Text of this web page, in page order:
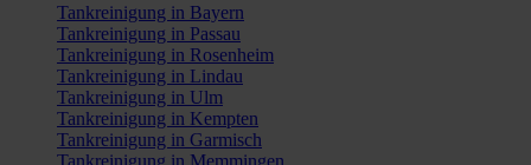
Tankreinigung in Bayern
Tankreinigung in Passau
Tankreinigung in Rosenheim
Tankreinigung in Lindau
Tankreinigung in Ulm
Tankreinigung in Kempten
Tankreinigung in Garmisch
Tankreinigung in Memmingen